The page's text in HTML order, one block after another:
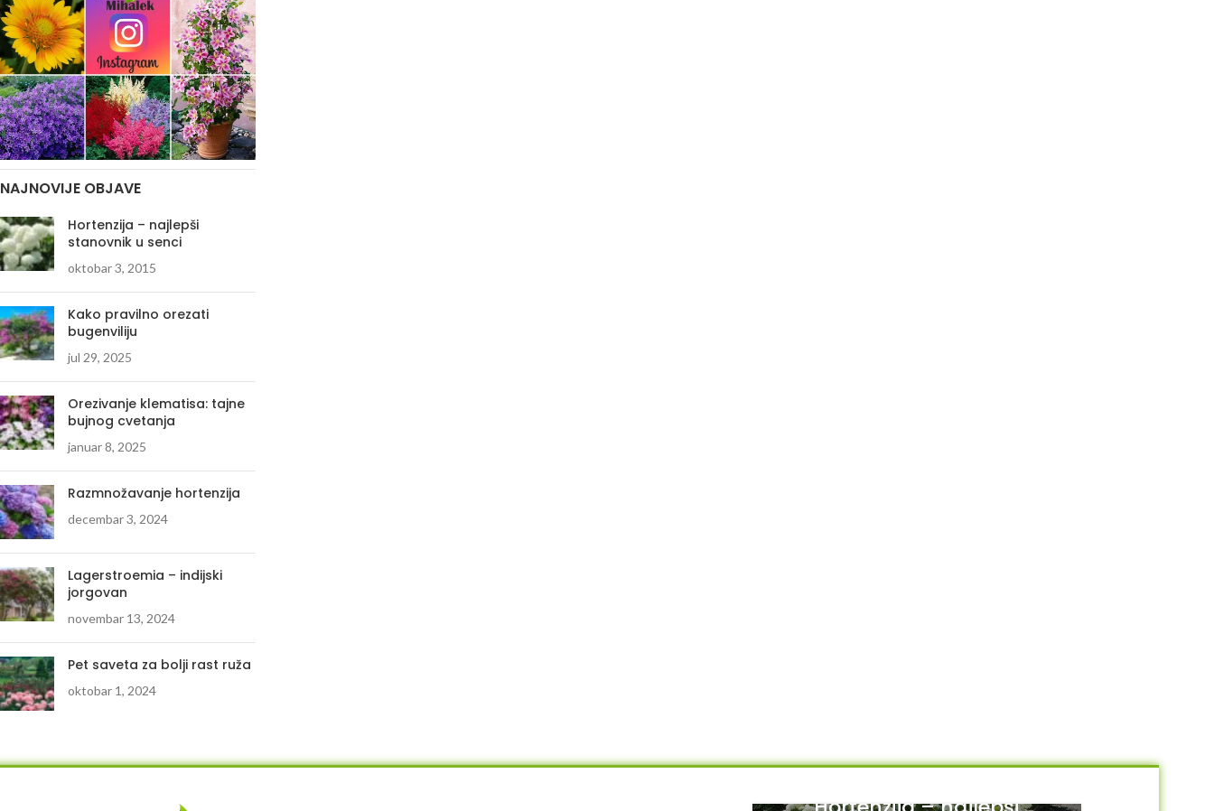
NAJNOVIJE OBJAVE
Hortenzija – najlepši
stanovnik u senci
oktobar 3, 2015
Kako pravilno orezati
bugenviliju
jul 29, 2025
Orezivanje klematisa: tajne
bujnog cvetanja
januar 8, 2025
Razmnožavanje hortenzija
decembar 3, 2024
Lagerstroemia – indijski
jorgovan
novembar 13, 2024
Pet saveta za bolji rast ruža
oktobar 1, 2024